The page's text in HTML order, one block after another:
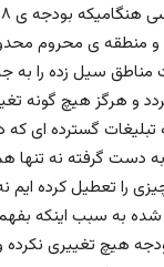
و منطقه ى
سيل زده را به
و هرگز هيچ گونه
تبليغات گسترده اى
دست گرفته نه تنها
را تعطيل كرده ايم
شده به سبب اينكه